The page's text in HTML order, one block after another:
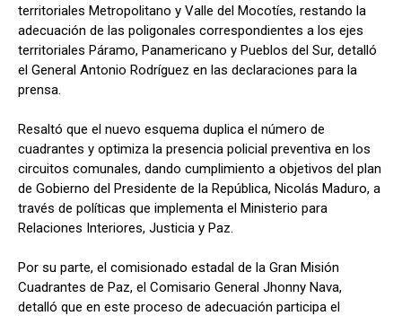
territoriales Metropolitano y Valle del Mocotíes, restando la
adecuación de las poligonales correspondientes a los ejes
territoriales Páramo, Panamericano y Pueblos del Sur, detalló
el General Antonio Rodríguez en las declaraciones para la
prensa.
Resaltó que el nuevo esquema duplica el número de
cuadrantes y optimiza la presencia policial preventiva en los
circuitos comunales, dando cumplimiento a objetivos del plan
de Gobierno del Presidente de la República, Nicolás Maduro, a
través de políticas que implementa el Ministerio para
Relaciones Interiores, Justicia y Paz.
Por su parte, el comisionado estadal de la Gran Misión
Cuadrantes de Paz, el Comisario General Jhonny Nava,
detalló que en este proceso de adecuación participa el